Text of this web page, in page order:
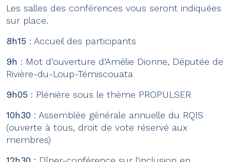
Les salles des conférences vous seront indiquées
sur place.
8h15 : Accueil des participants
9h : Mot d’ouverture d’Amélie Dionne, Députée de
Rivière-du-Loup-Témiscouata
9h05 : Plénière sous le thème PROPULSER
10h30 : Assemblée générale annuelle du RQIS
(ouverte à tous, droit de vote réservé aux
membres)